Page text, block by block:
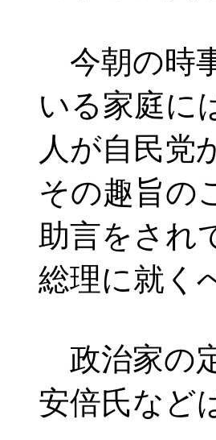
今朝の時
いる家庭に
人が自民党
その趣旨の
助言をされ
総理に就く
政治家の
安倍氏など